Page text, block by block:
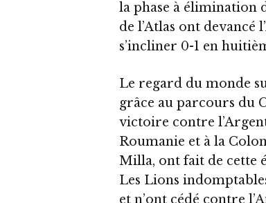
la phase à élimination
de l’Atlas ont devancé
s’incliner 0-1 en
Le regard du monde
grâce au parcours du
victoire contre
Roumanie et à la
Milla, ont fait de cette
Les Lions
et n’ont cédé contre